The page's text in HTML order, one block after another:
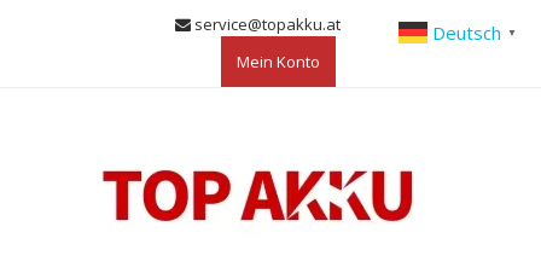
service@topakku.at
Mein Konto
Deutsch ▼